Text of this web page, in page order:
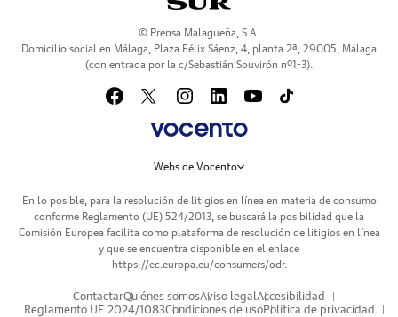
© Prensa Malagueña, S.A.
Domicilio social en Málaga, Plaza Félix Sáenz, 4, planta 2ª, 29005, Málaga
(con entrada por la c/Sebastián Souvirón nº1-3).
Webs de Vocento
En lo posible, para la resolución de litigios en línea en materia de consumo
conforme Reglamento (UE) 524/2013, se buscará la posibilidad que la
Comisión Europea facilita como plataforma de resolución de litigios en línea
y que se encuentra disponible en el enlace
https://ec.europa.eu/consumers/odr.
ContactarQuiénes somosAviso legalAccesibilidad
Reglamento UE 2024/1083Condiciones de usoPolítica de privacidad